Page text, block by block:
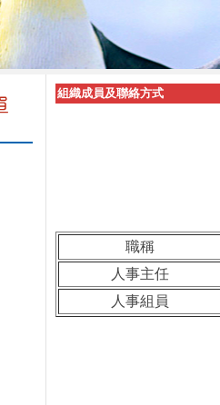
組織成員及聯絡方式
職稱
人事主任
人事組員